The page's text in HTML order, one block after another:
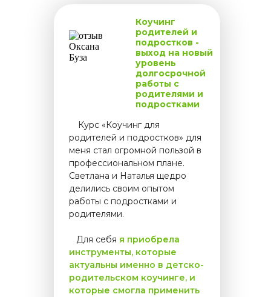
Курс «Коучинг для
родителей и подростков» для
меня стал огромной пользой в
профессиональном плане.
Светлана и Наталья щедро
делились своим опытом
работы с подростками и
родителями.
Для себя я приобрела
инструменты, которые
актуальны именно в детско-
родительском коучинге, и
которые смогла применить
Коучинг
родителей и
подростков -
выход на новый
уровень
долгосрочной
работы с
родителями и
подростками